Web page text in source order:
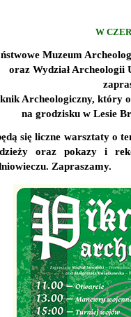
W
Muzeum
oraz Wydział Archeologii
Archeologiczny, który
na grodzisku w Lesie
się liczne warsztaty o
oraz pokazy i
Zapraszamy.